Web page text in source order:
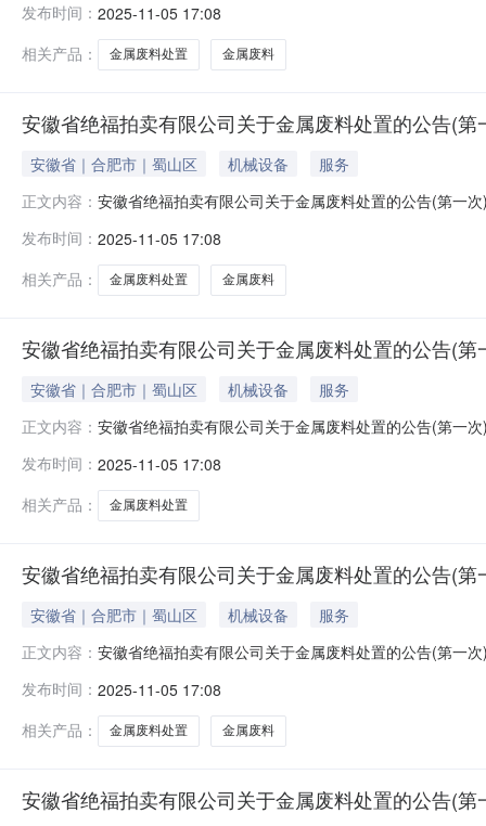
何解释，标的物因存放时间年限已久来源某厂家设备仪
话联系。2、标的物地址：因标的物库房涉及全
发布时间： 2025-11-05 17:08
相关产品：
金属废料处置 金属废料
安徽省绝福拍卖有限公司关于金属废料处置的公告(
安徽省｜合肥市｜蜀山区 机械设备
服务
正文内容： 安徽省绝福拍卖有限公司关于金属废料处置的公告(第一
何解释，标的物因存放时间年限已久来源某厂家设备仪
话联系。2、标的物地址：因标的物库房涉及全
发布时间： 2025-11-05 17:08
相关产品：
金属废料处置 金属废料
安徽省绝福拍卖有限公司关于金属废料处置的公告(
安徽省｜合肥市｜蜀山区 机械设备
服务
正文内容： 安徽省绝福拍卖有限公司关于金属废料处置的公告(第一
何解释，标的物因存放时间年限已久来源某厂家设备仪
话联系。2、标的物地址：因标的物库房涉及全
发布时间： 2025-11-05 17:08
相关产品：
金属废料处置
安徽省绝福拍卖有限公司关于金属废料处置的公告(
安徽省｜合肥市｜蜀山区 机械设备
服务
正文内容： 安徽省绝福拍卖有限公司关于金属废料处置的公告(第一
何解释，标的物因存放时间年限已久来源某厂家设备仪
话联系。2、标的物地址：因标的物库房涉及全
发布时间： 2025-11-05 17:08
相关产品：
金属废料处置 金属废料
安徽省绝福拍卖有限公司关于金属废料处置的公告(